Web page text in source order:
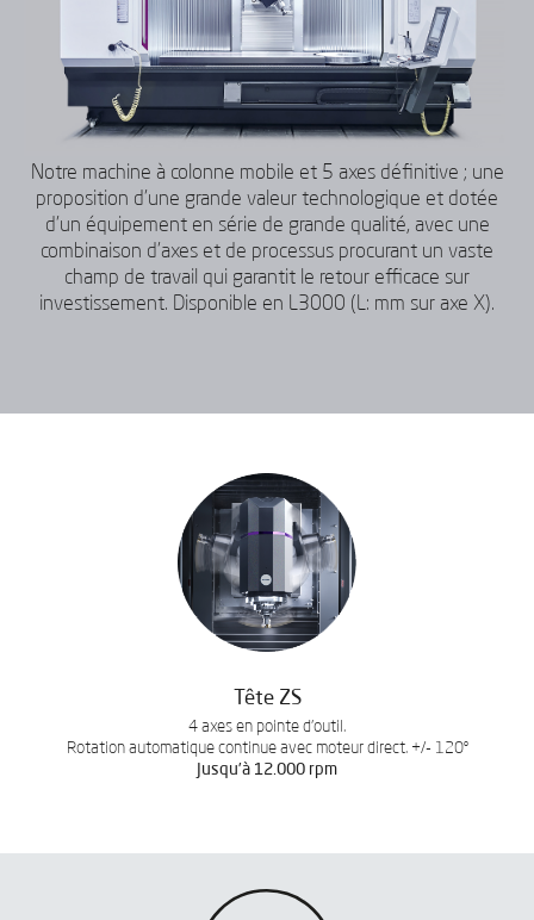
Notre machine à colonne mobile et 5 axes définitive ; une
proposition d’une grande valeur technologique et dotée
d’un équipement en série de grande qualité, avec une
combinaison d’axes et de processus procurant un vaste
champ de travail qui garantit le retour efficace sur
investissement. Disponible en L3000 (L: mm sur axe X).
Tête ZS
4 axes en pointe d’outil.
Rotation automatique continue avec moteur direct. +/- 120º
Jusqu’à 12.000 rpm